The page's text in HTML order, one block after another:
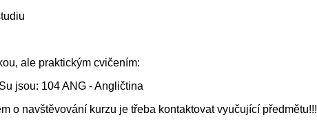
ale praktickým cvičením:
jsou: 104 ANG - Angličtina
o navštěvování kurzu je třeba kontaktovat vyučující předmětu!!!